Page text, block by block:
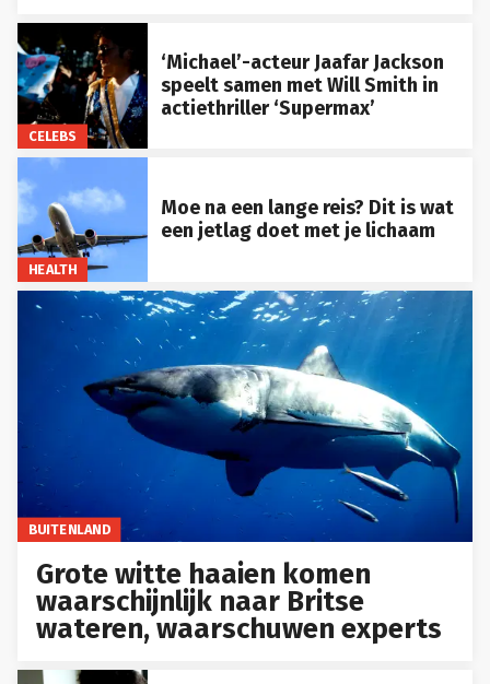
CELEBS
‘Michael’-acteur Jaafar Jackson
speelt samen met Will Smith in
actiethriller ‘Supermax’
HEALTH
Moe na een lange reis? Dit is wat
een jetlag doet met je lichaam
BUITENLAND
Grote witte haaien komen
waarschijnlijk naar Britse
wateren, waarschuwen experts